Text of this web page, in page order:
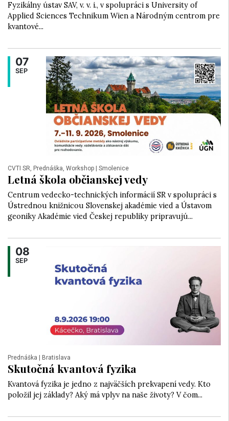
Fyzikálny ústav SAV, v. v. i., v spolupráci s University of
Applied Sciences Technikum Wien a Národným centrom pre
kvantové...
07
SEP
CVTI SR, Prednáška, Workshop | Smolenice
Letná škola občianskej vedy
Centrum vedecko-technických informácií SR v spolupráci s
Ústrednou knižnicou Slovenskej akadémie vied a Ústavom
geoniky Akadémie vied Českej republiky pripravujú...
08
SEP
Prednáška | Bratislava
Skutočná kvantová fyzika
Kvantová fyzika je jedno z najväčších prekvapení vedy. Kto
položil jej základy? Aký má vplyv na naše životy? V čom...